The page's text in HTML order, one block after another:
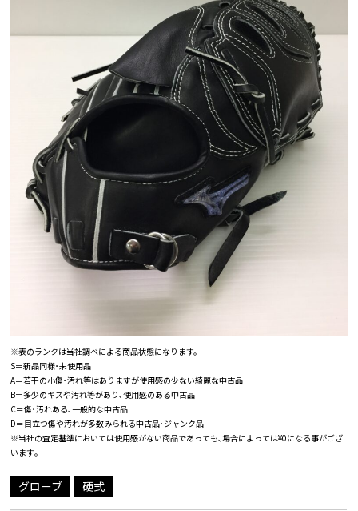
※表のランクは当社調べによる商品状態になります。
S＝新品同様･未使用品
A＝若干の小傷･汚れ等はありますが使用感の少ない綺麗な中古品
B＝多少のキズや汚れ等があり､使用感のある中古品
C＝傷･汚れある､一般的な中古品
D＝目立つ傷や汚れが多数みられる中古品･ジャンク品
※当社の査定基準においては使用感がない商品であっても､場合によっては¥0になる事がござ
います｡
グローブ 硬式